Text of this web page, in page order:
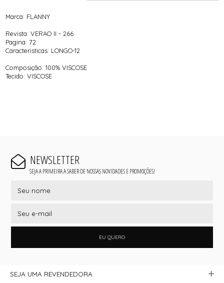
Marca: FLANNY
Revista: VERAO II - 266
Pagina: 72
Caracteristicas: LONGO-12
Composição: 100% VISCOSE
Tecido: VISCOSE
NEWSLETTER
SEJA A PRIMEIRA A SABER DE NOSSAS NOVIDADES E PROMOÇÕES!
EU QUERO
SEJA UMA REVENDEDORA